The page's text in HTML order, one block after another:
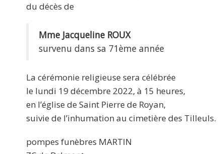
du décès de
Mme Jacqueline ROUX
survenu dans sa 71ème année
La cérémonie religieuse sera célébrée
le lundi 19 décembre 2022, à 15 heures,
en l’église de Saint Pierre de Royan,
suivie de l’inhumation au cimetière des Tilleuls.
pompes funèbres MARTIN